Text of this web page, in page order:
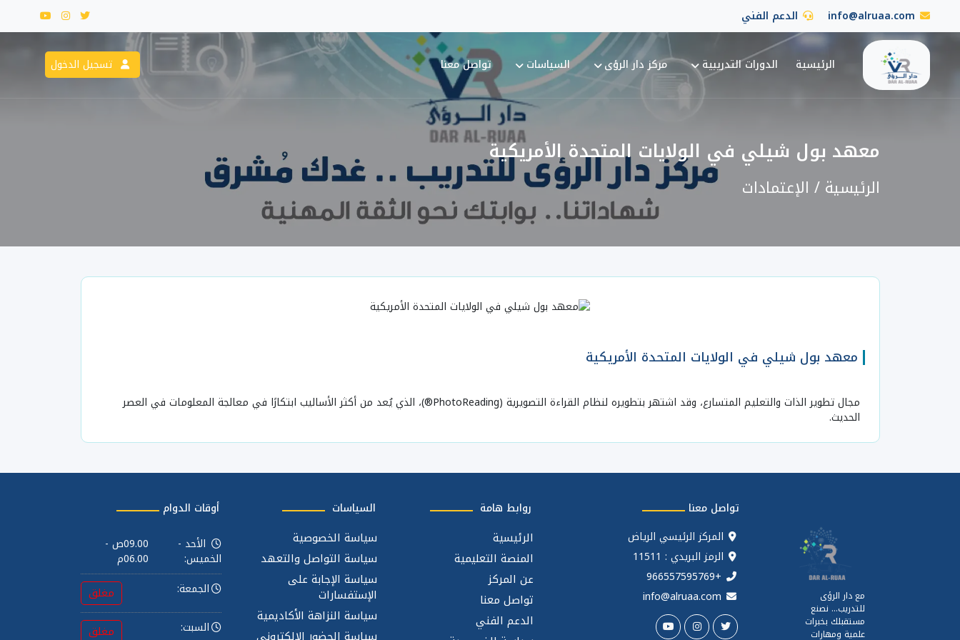
info@alruaa.com الدعم الفني
الرئيسية الدورات التدريبية مركز دار الرؤى السياسات تواصل معنا تسجيل الدخول
معهد بول شيلي في الولايات المتحدة الأمريكية
الرئيسية الإعتمادات
معهد بول شيلي في الولايات المتحدة الأمريكية
مجال تطوير الذات والتعليم المتسارع، وقد اشتهر بتطويره لنظام القراءة التصويرية (PhotoReading®)، الذي يُعد من أكثر الأساليب ابتكارًا في معالجة المعلومات في العصر
الحديث.
مع دار الرؤى
للتدريب... نصنع
مستقبلك بخبرات
علمية ومهارات
تواصل معنا
المركز الرئيسي الرياض
الرمز البريدي : 11511
+966557595769
info@alruaa.com
روابط هامة
الرئيسية
المنصة التعليمية
عن المركز
تواصل معنا
الدعم الفني
السياسات
سياسة الخصوصية
سياسة التواصل والتعهد
سياسة الإجابة على
الإستفسارات
سياسة النزاهة الأكاديمية
أوقات الدوام
الأحد -
الخميس:
09.00ص -
06.00م
الجمعة:
مغلق
السبت:
مغلق